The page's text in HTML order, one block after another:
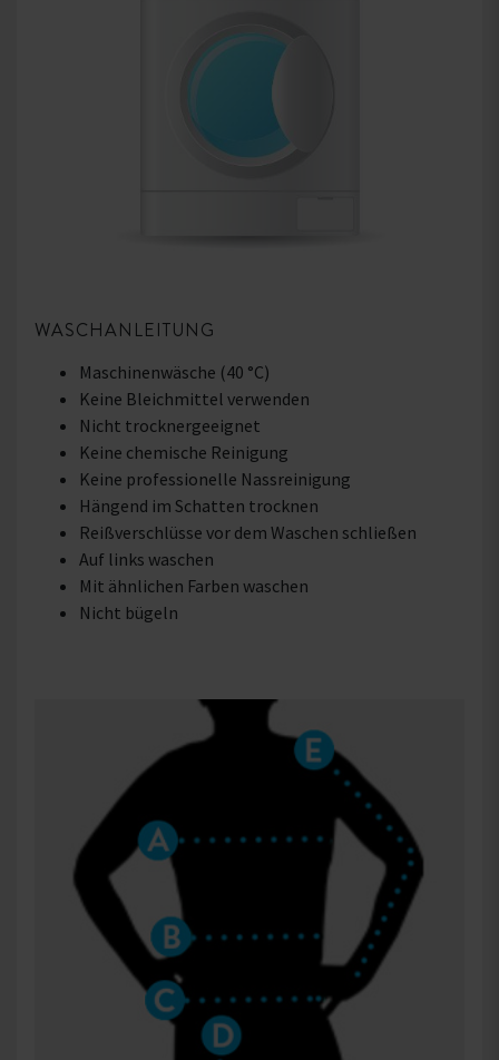
WASCHANLEITUNG
Maschinenwäsche (40 °C)
Keine Bleichmittel verwenden
Nicht trocknergeeignet
Keine chemische Reinigung
Keine professionelle Nassreinigung
Hängend im Schatten trocknen
Reißverschlüsse vor dem Waschen schließen
Auf links waschen
Mit ähnlichen Farben waschen
Nicht bügeln